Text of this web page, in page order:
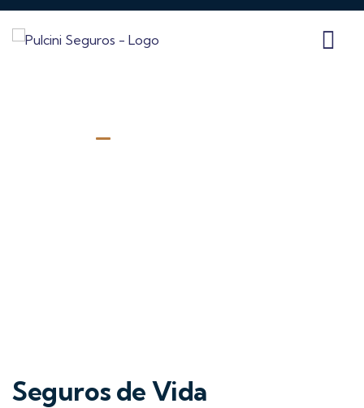
Seguros de Vida